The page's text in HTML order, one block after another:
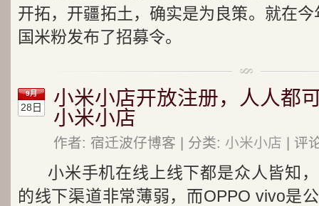
开拓，开疆拓土，确实是为良策。就在
国米粉发布了招募令。
9月
28日
小米小店开放注册，人人都
小米小店
作者: 宿迁波仔博客 | 分类: 小米小店 | 评
小米手机在线上线下都是众人皆知
的线下渠道非常薄弱，而OPPO vivo是